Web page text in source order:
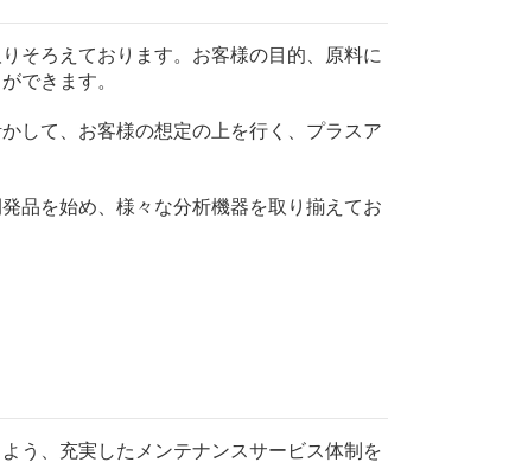
そろえております。お客様の目的、原料に
できます。
して、お客様の想定の上を行く、プラスア
品を始め、様々な分析機器を取り揃えてお
う、充実したメンテナンスサービス体制を